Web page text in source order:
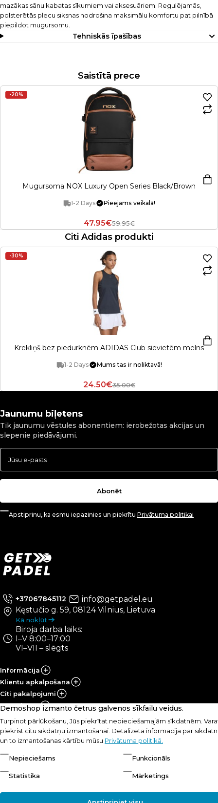
mazākas sānu kabatas sīkumiem vai aksesuāriem. Regulējamās,
polsterētās plecu siksnas nodrošina maksimālu komfortu pat pilnībā
piepildot mugursomu.
Tehniskās īpašības
Saistītā prece
-20%
Mugursoma NOX Luxury Open Series Black/Brown
1-2 Days Pieejams veikalā!
47.95€59.95€
Citi Adidas produkti
-30%
Krekliņš bez piedurknēm ADIDAS Club sievietēm melns
1-2 Days Mums tas ir noliktavā!
24.50€35.00€
Jaunumu biļetens
Tik jaunumu vēstules abonentiem: ierobežotas akcijas un
slepenie piedāvājumi.
Apstiprinu, ka esmu iepazinies un piekrītu Privātuma politikai
Abonēt
+37067845112
info@getpadel.eu
Kęstučio g. 59, 08124 Vilnius, Lietuva
Kā nokļūt
Biroja darba laiks:
I–V 8:00–17:00
VI–VII – slēgts
Informācija
Klientu apkalpošana
Citi pakalpojumi
Mans konts
© UAB „PRS Sportas“, 2021-2026
Lēmums:
Demoshop izmanto četrus galvenos sīkfailu veidus.
Turpinot pārlūkošanu, Jūs piekrītat nepieciešamajām sīkdatnēm.
piekrist citu sīkdatņu izmantošanai. Detalizēta informācija par
un to izmantošanas kārtību mūsu Privātuma politikā.
Nepieciešams Funkcionāls
Statistika Mārketings